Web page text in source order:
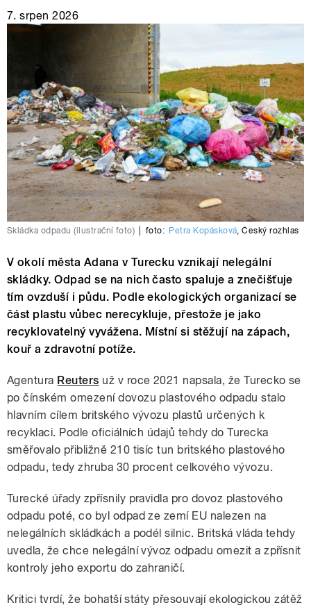
7. srpen 2026
Skládka odpadu (ilustrační foto) foto: Petra Kopásková,Český rozhlas
V okolí města Adana v Turecku vznikají nelegální
skládky. Odpad se na nich často spaluje a znečišťuje
tím ovzduší i půdu. Podle ekologických organizací se
část plastu vůbec nerecykluje, přestože je jako
recyklovatelný vyvážena. Místní si stěžují na zápach,
kouř a zdravotní potíže.
Agentura Reuters už v roce 2021 napsala, že Turecko se
po čínském omezení dovozu plastového odpadu stalo
hlavním cílem britského vývozu plastů určených k
recyklaci. Podle oficiálních údajů tehdy do Turecka
směřovalo přibližně 210 tisíc tun britského plastového
odpadu, tedy zhruba 30 procent celkového vývozu.
Turecké úřady zpřísnily pravidla pro dovoz plastového
odpadu poté, co byl odpad ze zemí EU nalezen na
nelegálních skládkách a podél silnic. Britská vláda tehdy
uvedla, že chce nelegální vývoz odpadu omezit a zpřísnit
kontroly jeho exportu do zahraničí.
Kritici tvrdí, že bohatší státy přesouvají ekologickou zátěž